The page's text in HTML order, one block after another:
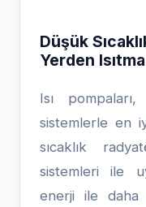
Düşük
Yerden
Isı
sistemlerle en
sıcaklık
sistemleri ile
enerji ile daha